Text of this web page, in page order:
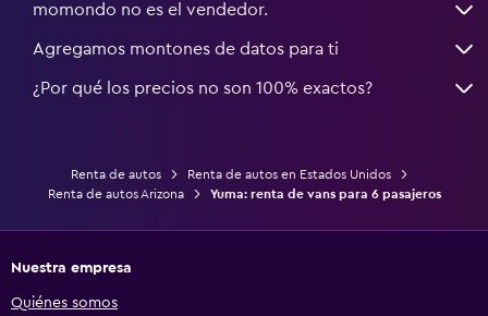
momondo no es el vendedor.
Agregamos montones de datos para ti
¿Por qué los precios no son 100% exactos?
Renta de autos
Renta de autos en Estados Unidos
Renta de autos Arizona
Yuma: renta de vans para 6 pasajeros
Nuestra empresa
Quiénes somos